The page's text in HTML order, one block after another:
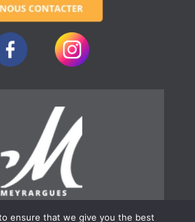
ensure that we give you the best